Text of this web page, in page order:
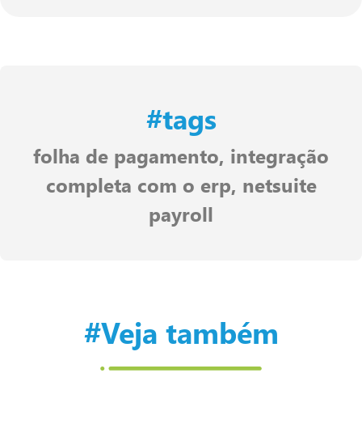
#tags
folha de pagamento, integração
completa com o erp, netsuite
payroll
#Veja também